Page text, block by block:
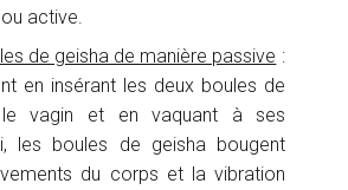
active.
de geisha de manière passive :
en insérant les deux boules de
le vagin et en vaquant à ses
les boules de geisha bougent
du corps et la vibration